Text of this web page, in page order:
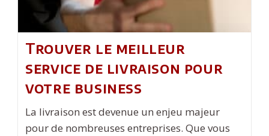
Trouver le meilleur
service de livraison pour
votre business
La livraison est devenue un enjeu majeur
pour de nombreuses entreprises. Que vous